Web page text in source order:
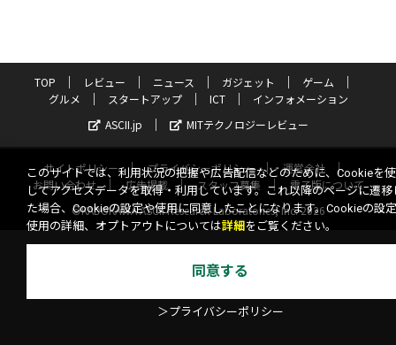
TOP レビュー ニュース ガジェット
ゲーム
グルメ
スタートアップ ICT
インフォメーション
ASCII.jp
MITテクノロジーレビュー
サイトポリシー プライバシーポリシー
運営会社
お問い合わせ
広告掲載 スタッフ募集
電子版について
©KADOKAWA ASCII Research Laboratories, Inc. 2026
このサイトでは、利用状況の把握や広告配信などのために、Cookieを
してアクセスデータを取得・利用しています。これ以降のページに遷移
た場合、Cookieの設定や使用に同意したことになります。Cookieの設
使用の詳細、オプトアウトについては詳細 をご覧ください。
同意する
＞プライバシーポリシー